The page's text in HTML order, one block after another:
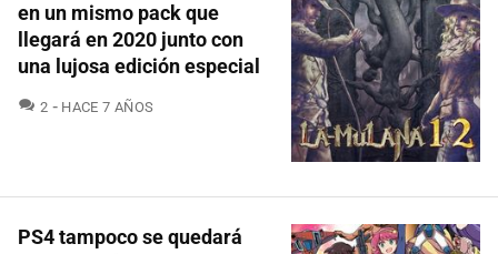
en un mismo pack que
llegará en 2020 junto con
una lujosa edición especial
2 COMENTARIOS
HACE 7 AÑOS
PS4 tampoco se quedará